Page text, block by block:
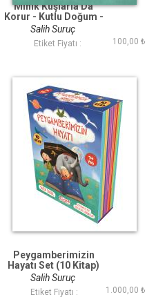
Minik Kuşlarla Da
Korur - Kutlu Doğum -
Peygamberimizin
Hayatı
Salih Suruç
Etiket Fiyatı : 100,00 ₺
Peygamberimizin
Hayatı Set (10 Kitap)
Salih Suruç
Etiket Fiyatı : 1.000,00 ₺